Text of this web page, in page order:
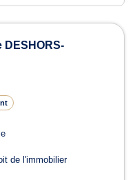
à
DESHORS-
de l'immobilier